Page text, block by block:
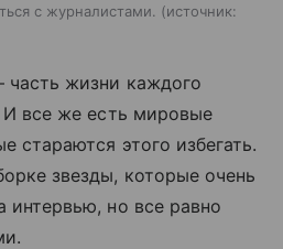
с журналистами.
источник:
жизни каждого
И все же есть мировые
стараются этого избегать.
звезды, которые очень
интервью, но все равно